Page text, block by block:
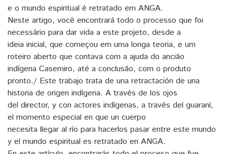
e o mundo espiritual é retratado em ANGA.
Neste artigo, você encontrará todo o processo que foi
necessário para dar vida a este projeto, desde a
ideia inicial, que começou em uma longa teoria, e um
roteiro aberto que contava com a ajuda do ancião
indígena Casemiro, até a conclusão, com o produto
pronto./ Este trabajo trata de una retractación de una
historia de origen indígena. A través de los ojos
del director, y con actores indígenas, a través del guaraní,
el momento especial en que un cuerpo
necesita llegar al río para hacerlos pasar entre este mundo
y el mundo espiritual es retratado en ANGA.